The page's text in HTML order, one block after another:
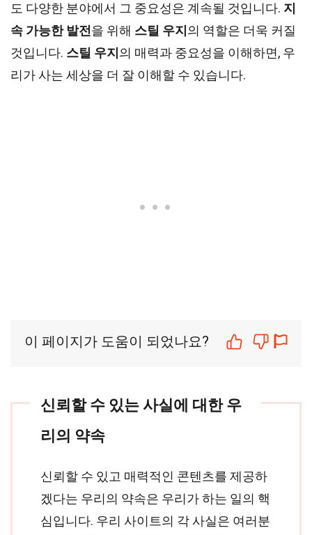
도 다양한 분야에서 그 중요성은 계속될 것입니다. 지
속 가능한 발전 을 위해 스틸 우지 의 역할은 더욱 커질
것입니다. 스틸 우지 의 매력과 중요성을 이해하면, 우
리가 사는 세상을 더 잘 이해할 수 있습니다.
이 페이지가 도움이 되었나요?
신뢰할 수 있는 사실에 대한 우
리의 약속
신뢰할 수 있고 매력적인 콘텐츠를 제공하
겠다는 우리의 약속은 우리가 하는 일의 핵
심입니다. 우리 사이트의 각 사실은 여러분